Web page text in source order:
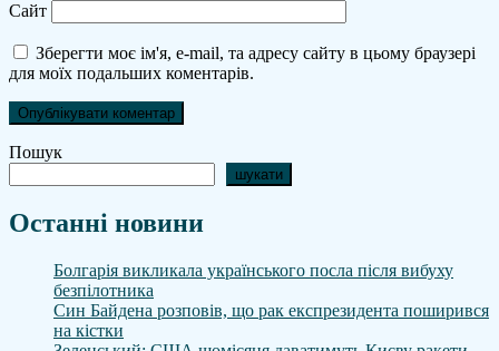
Сайт
Зберегти моє ім'я, e-mail, та адресу сайту в цьому браузері
для моїх подальших коментарів.
Пошук
шукати
Останні новини
Болгарія викликала українського посла після вибуху
безпілотника
Син Байдена розповів, що рак експрезидента поширився
на кістки